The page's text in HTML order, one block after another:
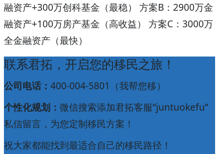
融资产+300万创科基金（最稳） 方案B：2900万金
融资产+100万房产基金（高收益） 方案C：3000万
全金融资产（最快）
联系君拓，开启您的移民之旅！
公司电话： 400-004-5801（我帮您移）
个性化规划： 微信搜索添加君拓客服“juntuokefu”
私信留言，为您定制移民方案！
祝大家都能找到最适合自己的移民路径！